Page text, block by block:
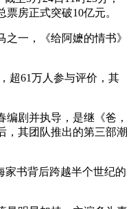
房正式突破10亿元。
一，《给阿嬷的情书》
超61万人参与评价，其
剧并执导，是继《爸，
，其团队推出的第三部潮
家书背后跨越半个世纪的